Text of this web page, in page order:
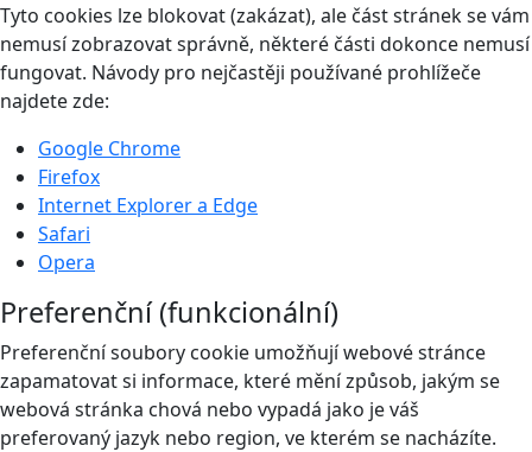
Tyto cookies lze blokovat (zakázat), ale část stránek se vám
nemusí zobrazovat správně, některé části dokonce nemusí
fungovat. Návody pro nejčastěji používané prohlížeče
najdete zde:
Google Chrome
Firefox
Internet Explorer a Edge
Safari
Opera
Preferenční (funkcionální)
Preferenční soubory cookie umožňují webové stránce
zapamatovat si informace, které mění způsob, jakým se
webová stránka chová nebo vypadá jako je váš
preferovaný jazyk nebo region, ve kterém se nacházíte.